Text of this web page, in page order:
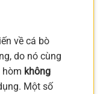
về cá bò
do nó cùng
hòm không
Một số